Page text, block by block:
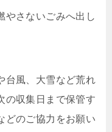
やさないごみへ出し
台風、大雪など荒れ
の収集日まで保管す
どのご協力をお願い